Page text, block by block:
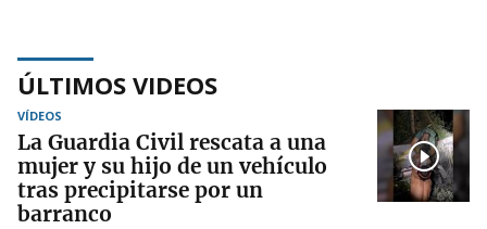
ÚLTIMOS VIDEOS
VÍDEOS
La Guardia Civil rescata a una
mujer y su hijo de un vehículo
tras precipitarse por un
barranco